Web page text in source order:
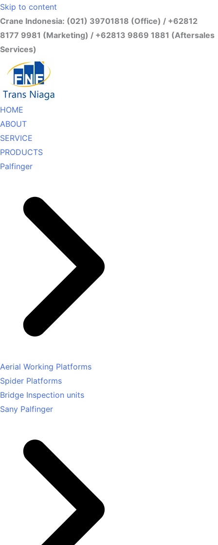
Skip to content
Crane Indonesia: (021) 39701818 (Office) / +62812
8177 9981 (Marketing) / +62813 9869 1881 (Aftersales
Services)
HOME
ABOUT
SERVICE
PRODUCTS
Palfinger
Aerial Working Platforms
Spider Platforms
Bridge Inspection units
Sany Palfinger